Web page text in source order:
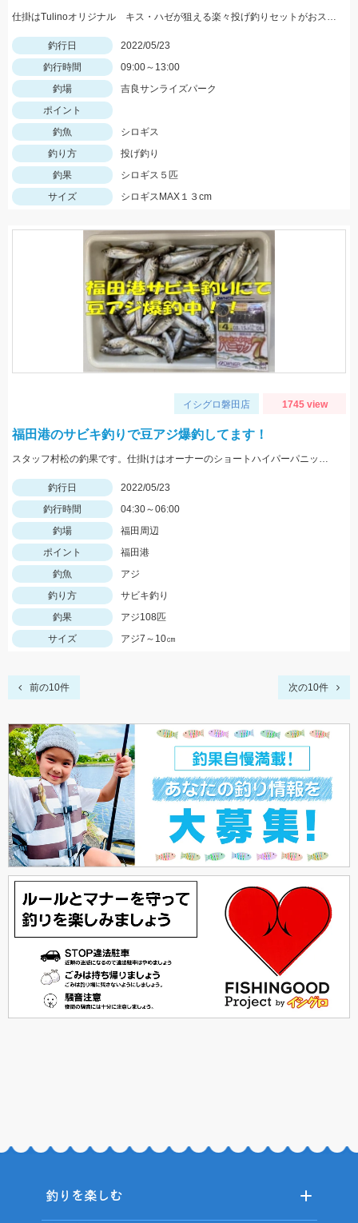
仕掛はTulinoオリジナル キス・ハゼが狙える楽々投げ釣りセットがおススメです！
釣行日
2022/05/23
釣行時間
09:00～13:00
釣場
吉良サンライズパーク
ポイント
釣魚
シロギス
釣り方
投げ釣り
釣果
シロギス５匹
サイズ
シロギスMAX１３cm
イシグロ磐田店 1745 view
福田港のサビキ釣りで豆アジ爆釣してます！
スタッフ村松の釣果です。仕掛けはオーナーのショートハイパーパニック4号を使用し、にアミエビを付けて釣りました。
釣行日
2022/05/23
釣行時間
04:30～06:00
釣場
福田周辺
ポイント
福田港
釣魚
アジ
釣り方
サビキ釣り
釣果
アジ108匹
サイズ
アジ7～10㎝
前の10件 次の10件
釣りを楽しむ